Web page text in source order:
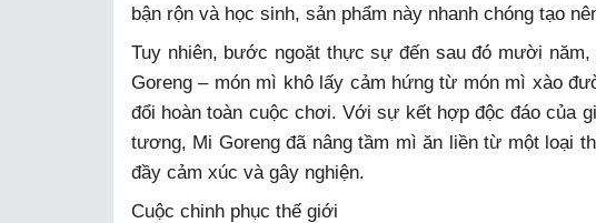
bận rộn và học sinh, sản phẩm này nhanh chóng tạo
Tuy nhiên, bước ngoặt thực sự đến sau đó mười
Goreng – món mì khô lấy cảm hứng từ món mì xào
đổi hoàn toàn cuộc chơi. Với sự kết hợp độc đáo của
tương, Mi Goreng đã nâng tầm mì ăn liền từ một loại
đầy cảm xúc và gây nghiện.
Cuộc chinh phục thế giới